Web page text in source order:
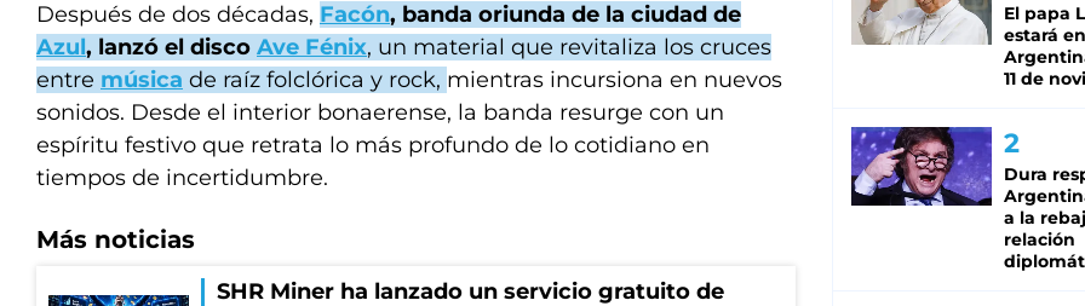
Después de dos décadas, Facón, banda oriunda de la ciudad de
Azul, lanzó el disco Ave Fénix, un material que revitaliza los cruces
entre música de raíz folclórica y rock, mientras incursiona en nuevos
sonidos. Desde el interior bonaerense, la banda resurge con un
espíritu festivo que retrata lo más profundo de lo cotidiano en
tiempos de incertidumbre.
Más noticias
SHR Miner ha lanzado un servicio gratuito de
El papa
estará
11 de
Dura
a la
relación